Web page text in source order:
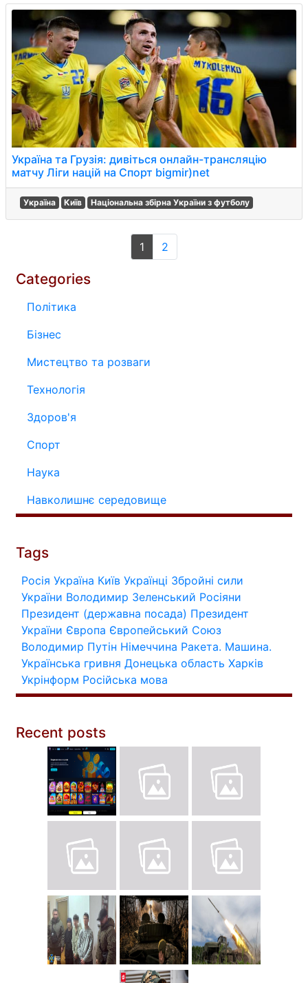
Україна та Грузія: дивіться онлайн-трансляцію
матчу Ліги націй на Спорт bigmir)net
Україна Київ Національна збірна України з футболу
1 2
Categories
Політика
Бізнес
Мистецтво та розваги
Технологія
Здоров'я
Спорт
Наука
Навколишнє середовище
Tags
Росія Україна Київ Українці Збройні сили
України Володимир Зеленський Росіяни
Президент (державна посада) Президент
України Європа Європейський Союз
Володимир Путін Німеччина Ракета. Машина.
Українська гривня Донецька область Харків
Укрінформ Російська мова
Recent posts